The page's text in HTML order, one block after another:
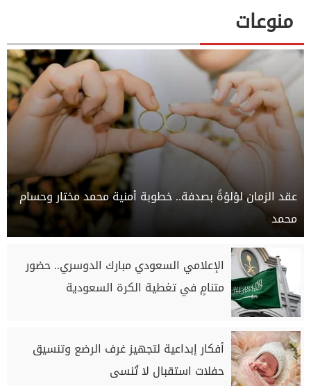
منوعات
عقد الزمان لؤلؤةً بصدفة.. خطوبة أمنية محمد مختار وحسام
محمد
الإعلامي السعودي مبارك الدوسري.. حضور
متنامٍ في تغطية الكرة السعودية
أفكار إبداعية لتجهيز غرف الرضع وتنسيق
حفلات استقبال لا تُنسى